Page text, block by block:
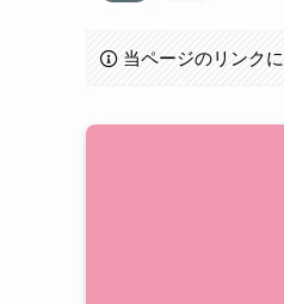
当ページのリンク